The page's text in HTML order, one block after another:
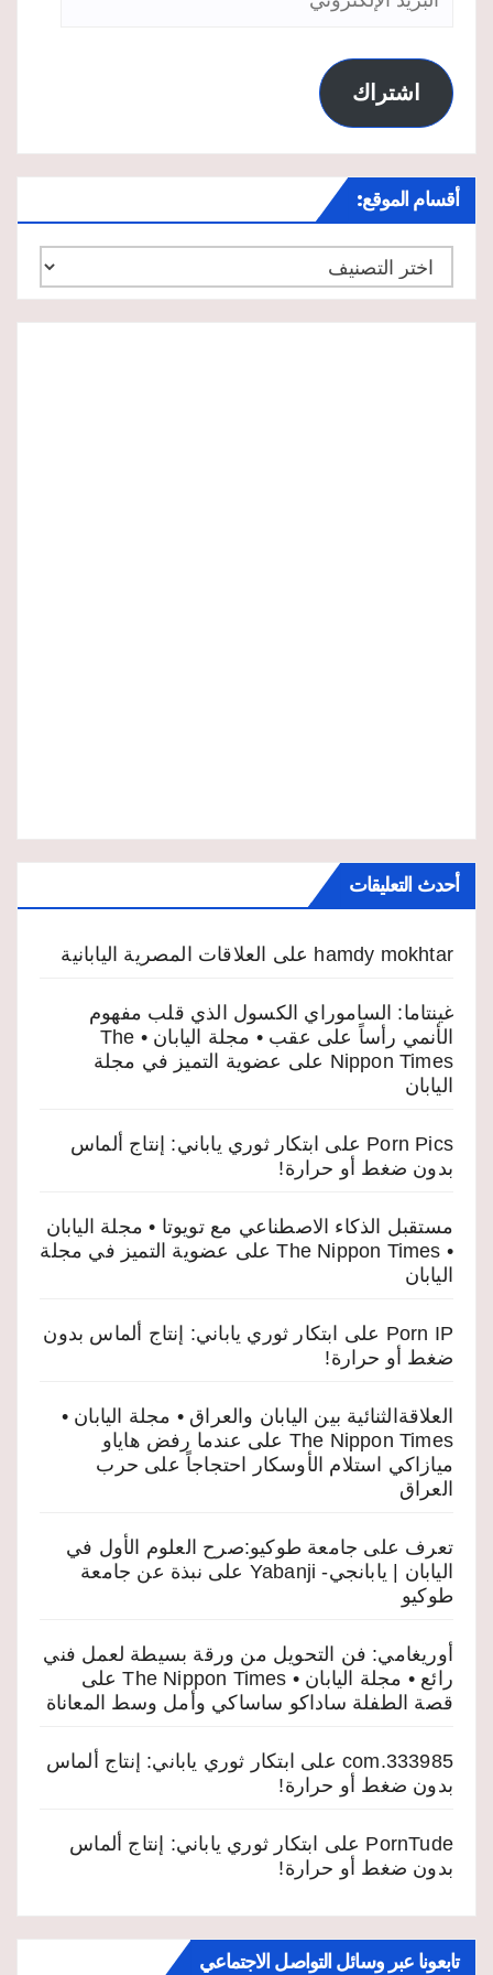
اشتراك
أقسام الموقع:
أقسام
الموقع:
أحدث التعليقات
hamdy mokhtar على العلاقات المصرية اليابانية
غينتاما: الساموراي الكسول الذي قلب مفهوم
الأنمي رأساً على عقب • مجلة اليابان • The
Nippon Times على عضوية التميز في مجلة
اليابان
Porn Pics على ابتكار ثوري ياباني: إنتاج ألماس
بدون ضغط أو حرارة!
مستقبل الذكاء الاصطناعي مع تويوتا • مجلة اليابان
• The Nippon Times
على عضوية التميز في مجلة
اليابان
Porn IP على ابتكار ثوري ياباني: إنتاج ألماس بدون
ضغط أو حرارة!
العلاقةالثنائية بين اليابان والعراق • مجلة اليابان •
The Nippon Times على عندما رفض هاياو
ميازاكي استلام الأوسكار احتجاجاً على حرب
العراق
تعرف على جامعة طوكيو:صرح العلوم الأول في
اليابان | يابانجي- Yabanji
على نبذة عن جامعة
طوكيو
أوريغامي: فن التحويل من ورقة بسيطة لعمل فني
رائع • مجلة اليابان • The Nippon Times
على
قصة الطفلة ساداكو ساساكي وأمل وسط المعاناة
333985.com على ابتكار ثوري ياباني: إنتاج ألماس
بدون ضغط أو حرارة!
PornTude على ابتكار ثوري ياباني: إنتاج ألماس
بدون ضغط أو حرارة!
تابعونا عبر وسائل التواصل الاجتماعي